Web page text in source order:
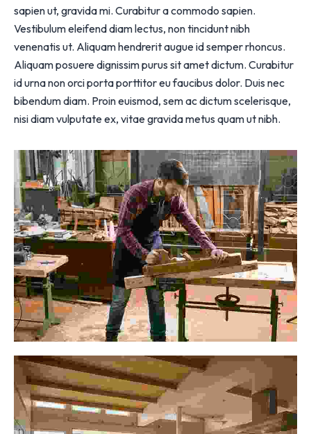
sapien ut, gravida mi. Curabitur a commodo sapien.
Vestibulum eleifend diam lectus, non tincidunt nibh
venenatis ut. Aliquam hendrerit augue id semper rhoncus.
Aliquam posuere dignissim purus sit amet dictum. Curabitur
id urna non orci porta porttitor eu faucibus dolor. Duis nec
bibendum diam. Proin euismod, sem ac dictum scelerisque,
nisi diam vulputate ex, vitae gravida metus quam ut nibh.